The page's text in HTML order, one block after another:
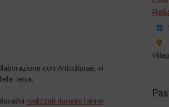
con Articulturae, vi
Terra.
realizzati durante l’anno